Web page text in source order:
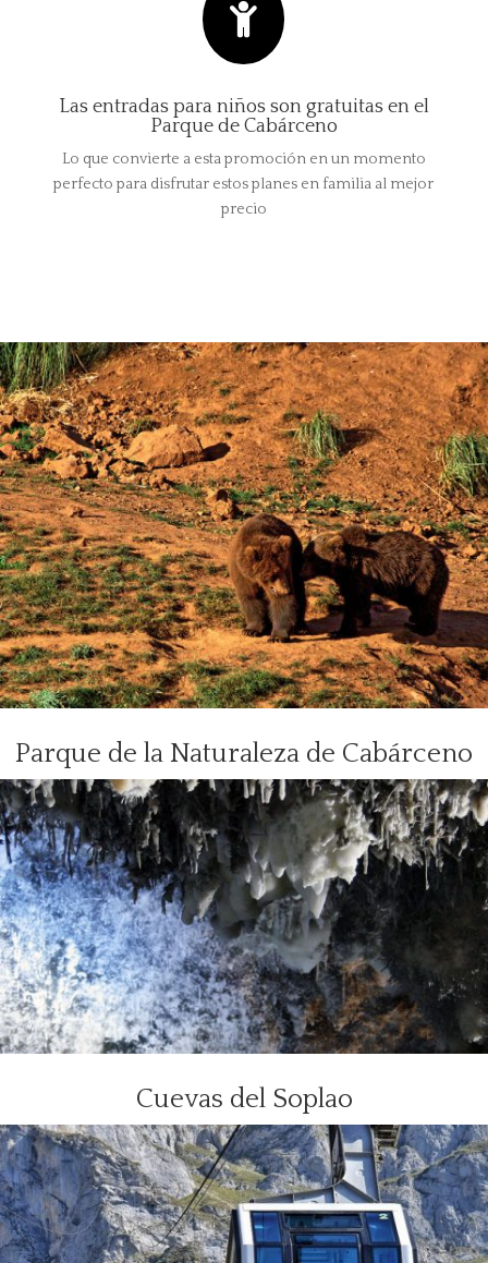

Las entradas para niños son gratuitas en el
Parque de Cabárceno
Lo que convierte a esta promoción en un momento
perfecto para disfrutar estos planes en familia al mejor
precio
Parque de la Naturaleza de Cabárceno
Cuevas del Soplao